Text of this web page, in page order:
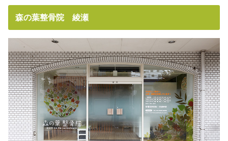
森の葉整骨院 綾瀬